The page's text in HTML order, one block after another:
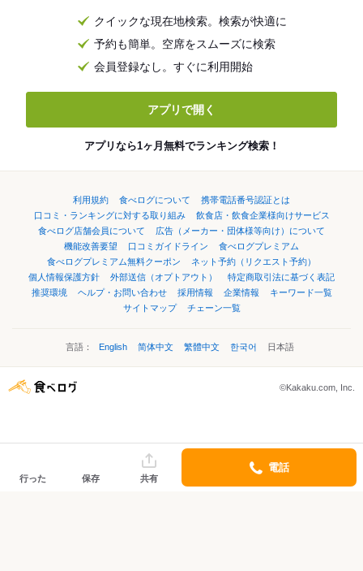
クイックな現在地検索。検索が快適に
予約も簡単。空席をスムーズに検索
会員登録なし。すぐに利用開始
アプリで開く
アプリなら1ヶ月無料でランキング検索！
利用規約 食べログについて
携帯電話番号認証とは
口コミ・ランキングに対する取り組み
飲食店・飲食企業様向けサービス
食べログ店舗会員について
広告（メーカー・団体様等向け）について
機能改善要望
口コミガイドライン
食べログプレミアム
食べログプレミアム無料クーポン
ネット予約（リクエスト予約）
個人情報保護方針
外部送信（オプトアウト）
特定商取引法に基づく表記
推奨環境
ヘルプ・お問い合わせ 採用情報 企業情報
キーワード一覧
サイトマップ
チェーン一覧
言語： English 简体中文 繁體中文 한국어 日本語
©Kakaku.com, Inc.
行った 保存 共有
電話